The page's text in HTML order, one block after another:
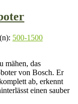
500-1500
mähen, das
von Bosch. Er
ab, erkennt
einen sauber